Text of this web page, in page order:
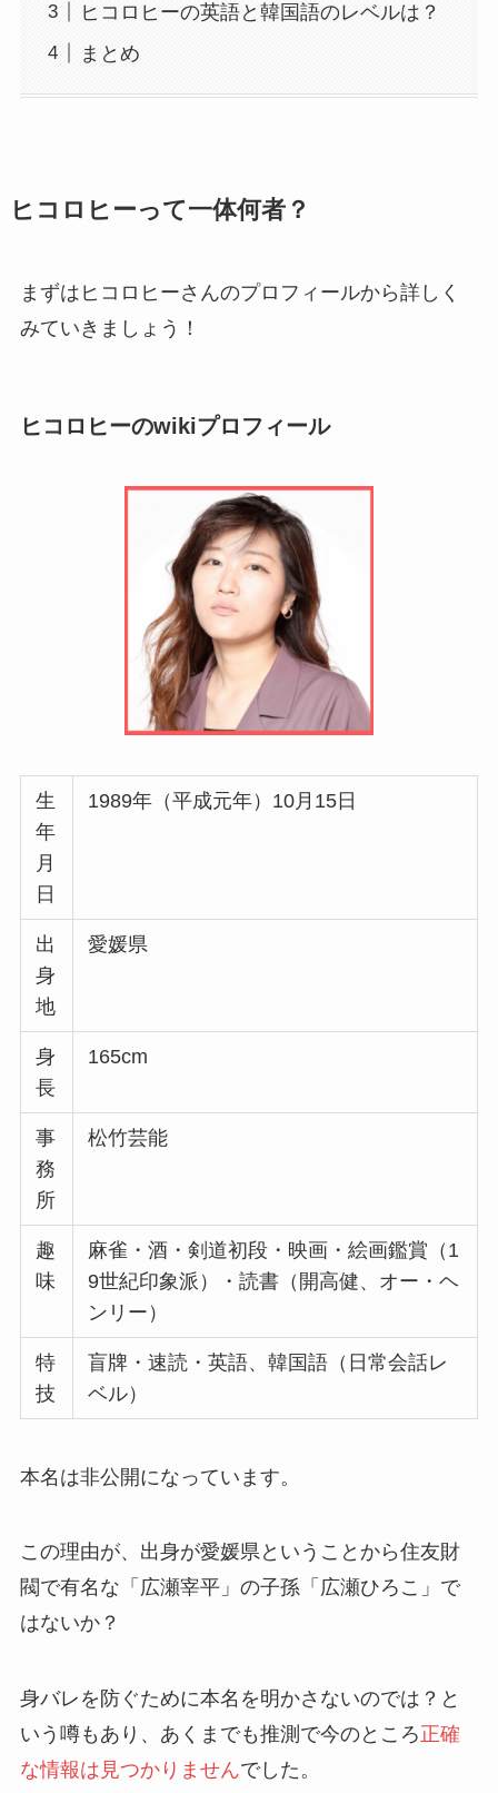
ヒコロヒーの英語と韓国語のレベルは？
まとめ
ヒコロヒーって一体何者？
まずはヒコロヒーさんのプロフィールから詳しく
みていきましょう！
ヒコロヒーのwikiプロフィール
生
年
月
日
1989年（平成元年）10月15日
出
身
地
愛媛県
身
長
165cm
事
務
所
松竹芸能
趣
味
麻雀・酒・剣道初段・映画・絵画鑑賞（1
9世紀印象派）・読書（開高健、オー・ヘ
ンリー）
特
技
盲牌・速読・英語、韓国語（日常会話レ
ベル）
本名は非公開になっています。
この理由が、出身が愛媛県ということから住友財
閥で有名な「広瀬宰平」の子孫「広瀬ひろこ」で
はないか？
身バレを防ぐために本名を明かさないのでは？と
いう噂もあり、あくまでも推測で今のところ正確
な情報は見つかりませんでした。